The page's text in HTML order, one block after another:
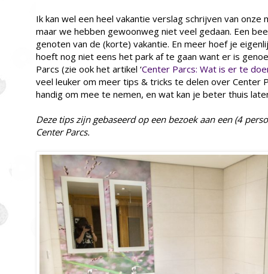
Ik kan wel een heel vakantie verslag schrijven van onze
maar we hebben gewoonweg niet veel gedaan. Een
genoten van de (korte) vakantie. En meer hoef je
hoeft nog niet eens het park af te gaan want er is
Parcs (zie ook het artikel ‘Center Parcs: Wat is er te
veel leuker om meer tips & tricks te delen over Center
handig om mee te nemen, en wat kan je beter thuis
Deze tips zijn gebaseerd op een bezoek aan een (4
Center Parcs.